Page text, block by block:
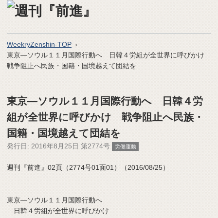
WeekryZenshin-TOP
東京―ソウル１１月国際行動へ 日韓４労組が全世界に呼びかけ
戦争阻止へ民族・国籍・国境越えて団結を
東京―ソウル１１月国際行動へ 日韓４労
組が全世界に呼びかけ 戦争阻止へ民族・
国籍・国境越えて団結を
発行日: 2016年8月25日 第2774号 労働運動
週刊『前進』02頁（2774号01面01）（2016/08/25）
東京―ソウル１１月国際行動へ
日韓４労組が全世界に呼びかけ